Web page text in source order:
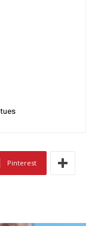
Pinterest